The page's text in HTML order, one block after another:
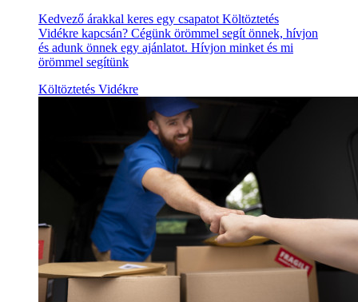
Kedvező árakkal keres egy csapatot Költöztetés
Vidékre kapcsán? Cégünk örömmel segít önnek, hívjon
és adunk önnek egy ajánlatot. Hívjon minket és mi
örömmel segítünk
Költöztetés Vidékre